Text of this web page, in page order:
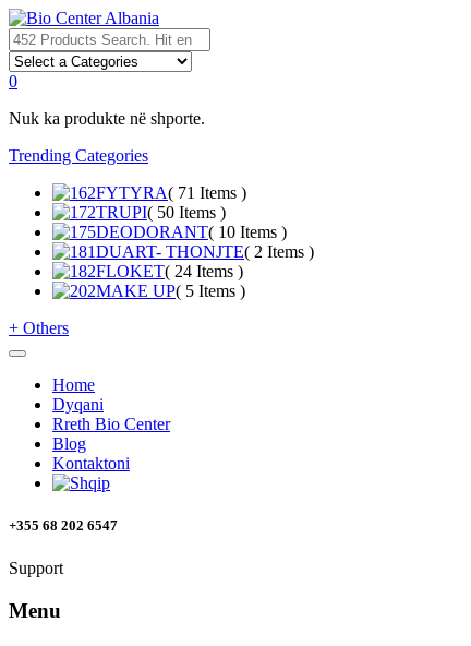
0
Nuk ka produkte në shporte.
Trending Categories
FYTYRA( 71 Items )
TRUPI( 50 Items )
DEODORANT( 10 Items )
DUART- THONJTE( 2 Items )
FLOKET( 24 Items )
MAKE UP( 5 Items )
+ Others
Home
Dyqani
Rreth Bio Center
Blog
Kontaktoni
+355 68 202 6547
Support
Menu